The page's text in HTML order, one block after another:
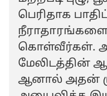
பெரிதாக
கொள்வீர்கள்.
மேலிடத்தின்
ஆனால் அதன்